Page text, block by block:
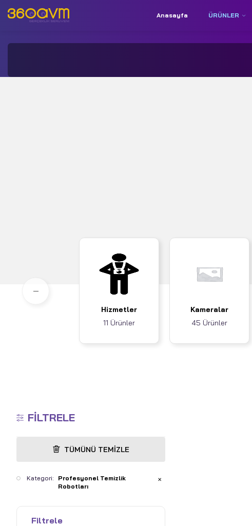
İletişim: +90 850 532 9312
Anasayfa ÜRÜNLER
Hizmetler
11 Ürünler
Kameralar
45 Ürünler
FILTRELE
TÜMÜNÜ TEMIZLE
Kategori:
Profesyonel Temizlik
Robotları
✕
Filtrele